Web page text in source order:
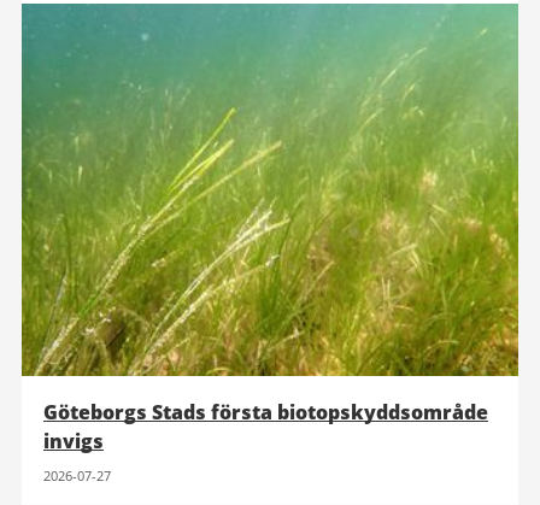
Göteborgs Stads första biotopskyddsområde
invigs
2026-07-27